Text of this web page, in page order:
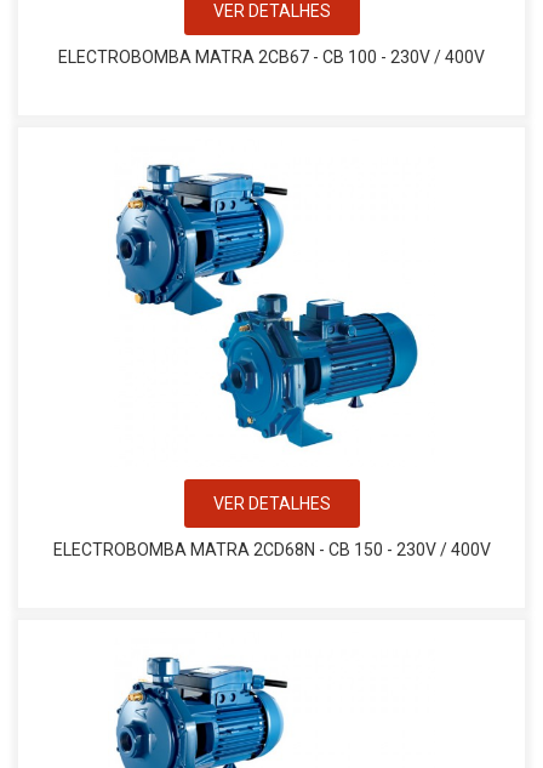
VER DETALHES
ELECTROBOMBA MATRA 2CB67 - CB 100 - 230V / 400V
VER DETALHES
ELECTROBOMBA MATRA 2CD68N - CB 150 - 230V / 400V